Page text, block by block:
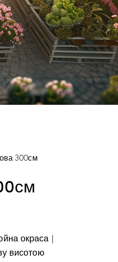
300см
окраса |
висотою